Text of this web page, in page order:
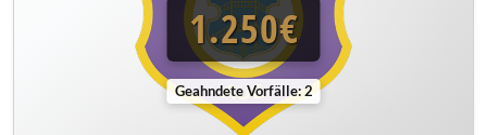
1.250€
Geahndete Vorfälle: 2